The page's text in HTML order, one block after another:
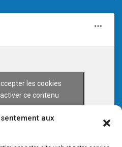
aux
les cookies
ce contenu